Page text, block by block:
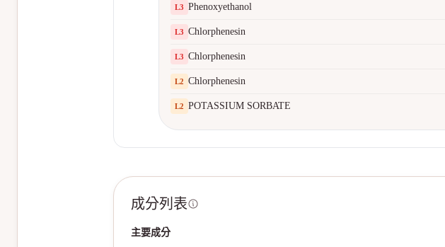
L3 Phenoxyethanol
L3 Chlorphenesin
L3 Chlorphenesin
L2 Chlorphenesin
L2 POTASSIUM SORBATE
成分列表
主要成分